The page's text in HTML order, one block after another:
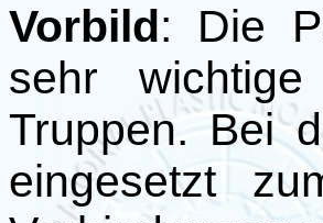
Vorbild : Die
sehr
Truppen. Bei
eingesetzt